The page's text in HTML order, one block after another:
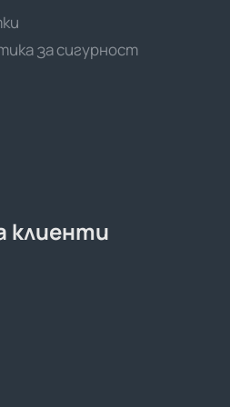
за сигурност
клиенти